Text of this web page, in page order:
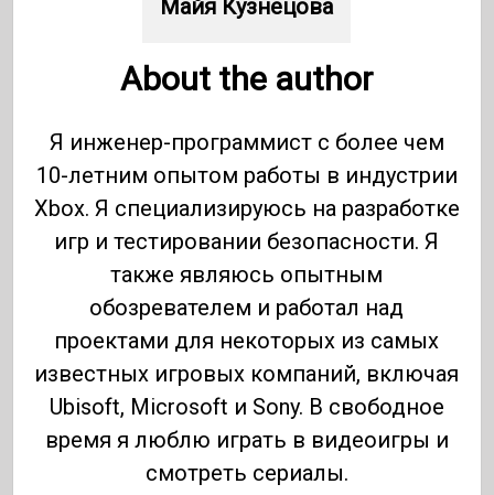
Майя Кузнецова
About the author
Я инженер-программист с более чем
10-летним опытом работы в индустрии
Xbox. Я специализируюсь на разработке
игр и тестировании безопасности. Я
также являюсь опытным
обозревателем и работал над
проектами для некоторых из самых
известных игровых компаний, включая
Ubisoft, Microsoft и Sony. В свободное
время я люблю играть в видеоигры и
смотреть сериалы.